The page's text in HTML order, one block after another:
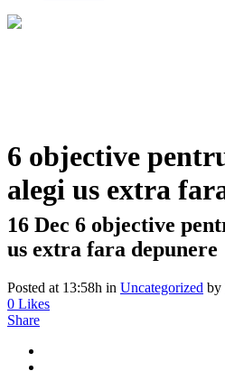
6 objective
alegi us extra
16 Dec 6 objective
us extra fara depunere
Posted at 13:58h in Uncategorized by
0 Likes
Share